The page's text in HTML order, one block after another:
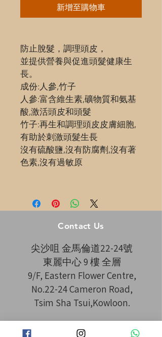
新增至購物車
防止脫髮，調理頭皮，
並提供營養與促進頭髮健康生
長。
成份:人參,竹子
人參:富含維生素,礦物質和氨基
酸,激活頭皮和頭髮
竹子:再生和調理頭皮皮膚細胞,
有助於刺激頭髮生長
沒有硫酸鹽,沒有防腐劑,沒有著
色素,沒有過敏原
Contact Us
尖沙咀 金馬倫道22-24號
東麗中心 9 樓 全層
9/F, Eastern Flower Centre,
No.22-24 Cameron Road,
Tsim Sha Tsui,Kowloon.
MTR Tsim Sha Tsui 尖沙咀 站 B2